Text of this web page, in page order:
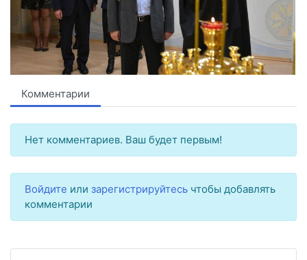
Комментарии
Нет комментариев. Ваш будет первым!
Войдите или зарегистрируйтесь чтобы добавлять
комментарии